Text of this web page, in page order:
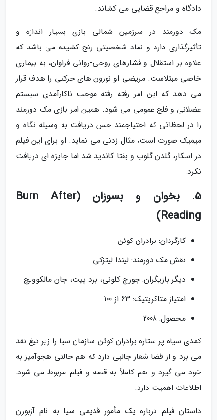
دادگاه و مراجع قضایی می کشاند.
مک دورمند در سرزمین شمالی بازی بسیار اندازه و
تأثیرگذاری دارد و نماد شخصیتی رنج کشیده می باشد که
علاوه بر استقلال و فشارهای روحی-روانی فراوان، به بیماری
خاصی مبتلاست. مریضی او نورون های حرکتی را هدف قرار
می دهد که این امر رفته رفته موجب ناکارآمدی سیستم
عضلانی و فلج عمومی می شود. همین امر بازی مک دورمند
را در لحظاتی که احتیاجمند حس دریافت به وسیله نگاه و
میمیک صورت است، مثال زدنی می نماید. او برای این فیلم
در اسکار، گلدن گلوب و بفتا کاندید شد اما جایزه ای دریافت
نکرد.
5. بخوان و بسوزان (Burn After
Reading)
کارگردان: برادران کوئن
نقش مک دورمند: لیندا لیتزکی
دیگر بازیگران: جورج کلونی، برد پیت، جان مالکوویچ
امتیاز متاکریتیک: 63 از 100
محصول: 2008
کمدی سیاه پر ستاره برادران کوئن سازمان سیا را زیر تیغ نقد
می برد و از قضا شعار جالبی دارد که هم حالتی هجوآمیز به
خود می گیرد و هم کاملاً به قصه و فیلم مربوط می شود:
اطلاعات اهمیت دارد.
داستان فیلم درباره یک مأمور قدیمی سیا به نام آزبورن